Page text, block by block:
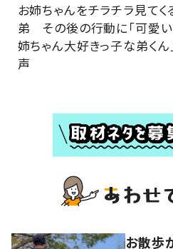
お姉ちゃんをチラチラ見てく
弟 その後の行動に「可愛い
姉ちゃん大好きっ子な弟くん
声
お散歩